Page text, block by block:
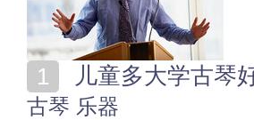
儿童多大学古琴
古琴 乐器